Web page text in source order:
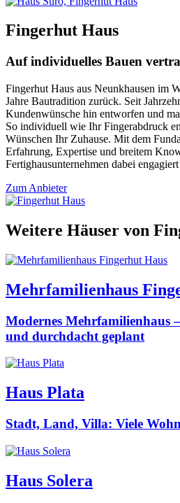
Fingerhut Haus
Auf individuelles Bauen
Fingerhut Haus aus Neunkhausen im
Jahre Bautradition zurück. Seit
Kundenwünsche hin entworfen und
So individuell wie Ihr Fingerabdruck
Wünschen Ihr Zuhause. Mit dem
Erfahrung, Expertise und breitem
Fertighausunternehmen dabei
Zum Anbieter
Weitere Häuser von
Mehrfamilienhaus
Modernes Mehrfamilienhaus
und durchdacht geplant
Haus Plata
Stadt, Land, Villa: Viele
Haus Solera